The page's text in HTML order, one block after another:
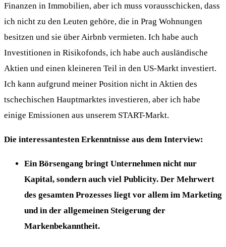
Finanzen in Immobilien, aber ich muss vorausschicken, dass
ich nicht zu den Leuten gehöre, die in Prag Wohnungen
besitzen und sie über Airbnb vermieten. Ich habe auch
Investitionen in Risikofonds, ich habe auch ausländische
Aktien und einen kleineren Teil in den US-Markt investiert.
Ich kann aufgrund meiner Position nicht in Aktien des
tschechischen Hauptmarktes investieren, aber ich habe
einige Emissionen aus unserem START-Markt.
Die interessantesten Erkenntnisse aus dem Interview:
Ein Börsengang bringt Unternehmen nicht nur
Kapital, sondern auch viel Publicity. Der Mehrwert
des gesamten Prozesses liegt vor allem im Marketing
und in der allgemeinen Steigerung der
Markenbekanntheit.